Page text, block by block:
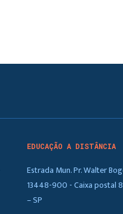
EDUCAÇÃO A DISTÂNCIA
Estrada Mun. Pr. Walter
13448-900 - Caixa postal
– SP